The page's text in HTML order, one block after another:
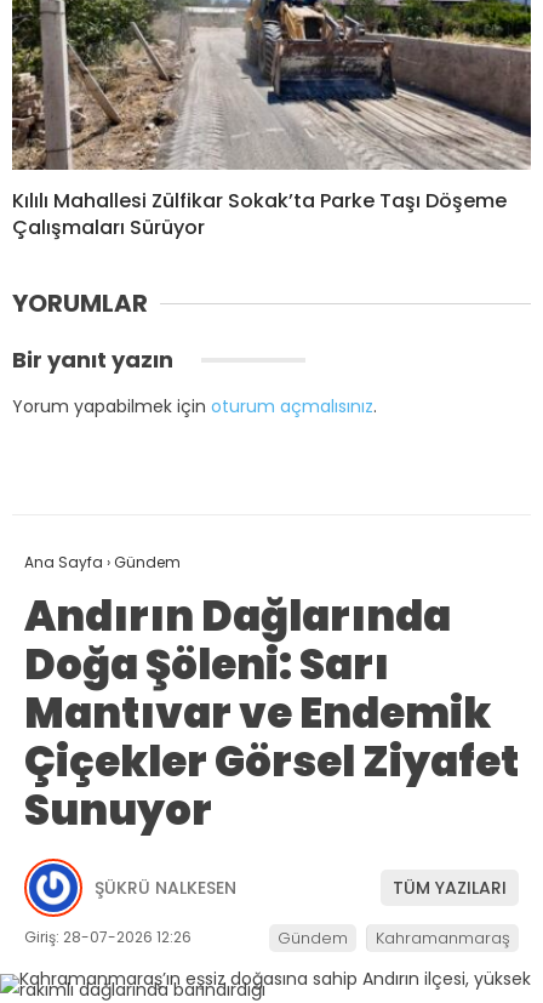
Kılılı Mahallesi Zülfikar Sokak’ta Parke Taşı Döşeme
Çalışmaları Sürüyor
YORUMLAR
Bir yanıt yazın
Yorum yapabilmek için oturum açmalısınız.
Ana Sayfa ›Gündem
Andırın Dağlarında
Doğa Şöleni: Sarı
Mantıvar ve Endemik
Çiçekler Görsel Ziyafet
Sunuyor
ŞÜKRÜ NALKESEN TÜM YAZILARI
Giriş: 28-07-2026 12:26 Gündem Kahramanmaraş